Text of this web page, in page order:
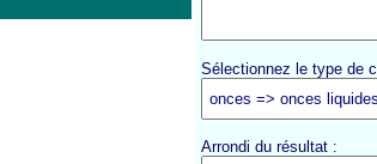
Sélectionnez le type de
Arrondi du résultat :